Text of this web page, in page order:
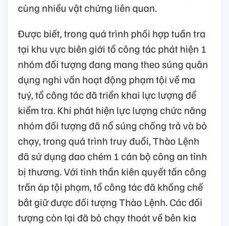
cùng nhiều vật chứng liên quan.
Được biết, trong quá trình phối hợp tuần tra
tại khu vực biên giới tổ công tác phát hiện 1
nhóm đối tượng đang mang theo súng quân
dụng nghi vấn hoạt động phạm tội về ma
tuý, tổ công tác đã triển khai lực lượng để
kiểm tra. Khi phát hiện lực lượng chức năng
nhóm đối tượng đã nổ súng chống trả và bỏ
chạy, trong quá trình truy đuổi, Thào Lệnh
đã sử dụng dao chém 1 cán bộ công an tỉnh
bị thương. Với tinh thần kiên quyết tấn công
trấn áp tội phạm, tổ công tác đã khống chế
bắt giữ được đối tượng Thào Lệnh. Các đối
tượng còn lại đã bỏ chạy thoát về bên kia